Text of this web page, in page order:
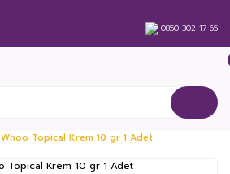
0850 302 17 65
Whoo Topical Krem 10 gr 1 Adet